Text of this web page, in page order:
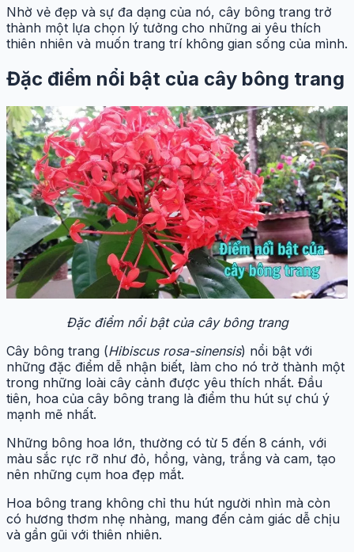
Nhờ vẻ đẹp và sự đa dạng của nó, cây bông trang trở
thành một lựa chọn lý tưởng cho những ai yêu thích
thiên nhiên và muốn trang trí không gian sống của mình.
Đặc điểm nổi bật của cây bông trang
Đặc điểm nổi bật của cây bông trang
Cây bông trang (Hibiscus rosa-sinensis) nổi bật với
những đặc điểm dễ nhận biết, làm cho nó trở thành một
trong những loài cây cảnh được yêu thích nhất. Đầu
tiên, hoa của cây bông trang là điểm thu hút sự chú ý
mạnh mẽ nhất.
Những bông hoa lớn, thường có từ 5 đến 8 cánh, với
màu sắc rực rỡ như đỏ, hồng, vàng, trắng và cam, tạo
nên những cụm hoa đẹp mắt.
Hoa bông trang không chỉ thu hút người nhìn mà còn
có hương thơm nhẹ nhàng, mang đến cảm giác dễ chịu
và gần gũi với thiên nhiên.